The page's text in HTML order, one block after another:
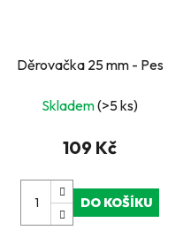
Děrovačka 25 mm - Pes
Skladem(>5 ks)
109 Kč
DO KOŠÍKU